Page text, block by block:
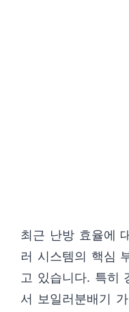
최근 난방 효율에
러 시스템의 핵심
고 있습니다. 특히
서 보일러분배기